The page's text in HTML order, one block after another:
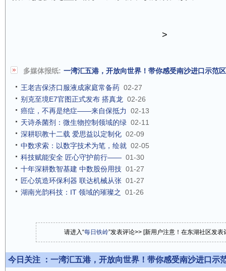
>
多媒体报纸: 一湾汇五港，开放向世界！带你感受南沙进口示范
王老吉保济口服液成家庭常备药 02-27
别克至境E7官图正式发布 搭真龙 02-26
癌症，不再是绝症——来自保抵力
02-13
天诗杀菌剂：微生物控制领域的绿 02-11
深耕职教十二载 爱思益以定制化 02-09
中数求索：以数字技术为笔，绘就 02-05
科技赋能安全 匠心守护前行—— 01-30
十年深耕数智基建 中数股份用技 01-27
匠心筑造环保利器 联达机械从张 01-27
湖南光韵科技：IT 领域的璀璨之
01-26
请进入“每日铁岭”发表评论>> [新用户注意！在东湖社区发表
今日关注 ： 一湾汇五港，开放向世界！带你感受南沙进口示